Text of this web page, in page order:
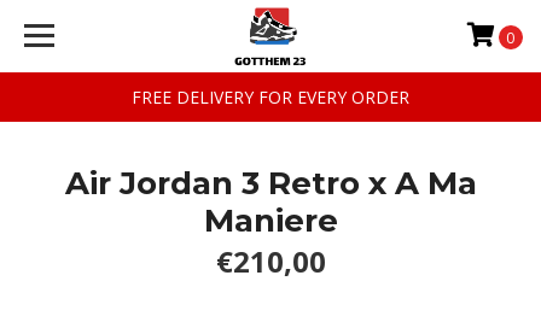
FREE DELIVERY FOR EVERY ORDER
0
Air Jordan 3 Retro x A Ma
Maniere
€210,00